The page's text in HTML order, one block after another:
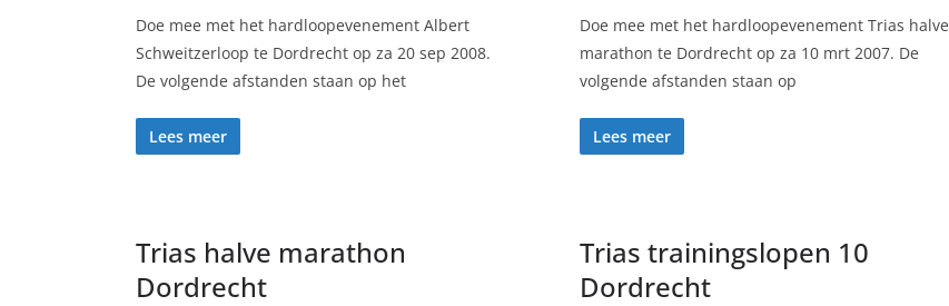
Doe mee met het hardloopevenement Albert
Schweitzerloop te Dordrecht op za 20 sep 2008.
De volgende afstanden staan op het
Lees meer
Doe mee met het hardloopevenement Trias halve
marathon te Dordrecht op za 10 mrt 2007. De
volgende afstanden staan op
Lees meer
Trias halve marathon
Dordrecht
Trias trainingslopen 10
Dordrecht